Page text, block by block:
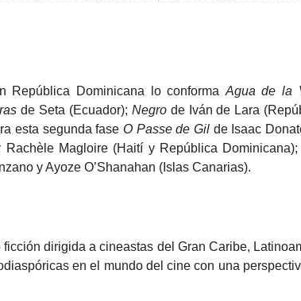
República Dominicana lo conforma Agua de la
de Seta (Ecuador); Negrode Iván de Lara
esta segunda fase O Passe de Gil de Isaac
Magloire (Haití y República Dominicana);
y Ayoze O’Shanahan (Islas Canarias).
dirigida a cineastas del Gran Caribe,
en el mundo del cine con una